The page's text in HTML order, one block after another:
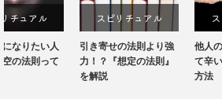
スピリチュアル
引き寄せの法則より強
力！？『想定の法則』
スピリチュアル
他人の成功を喜べなく
て辛い時、大逆転する